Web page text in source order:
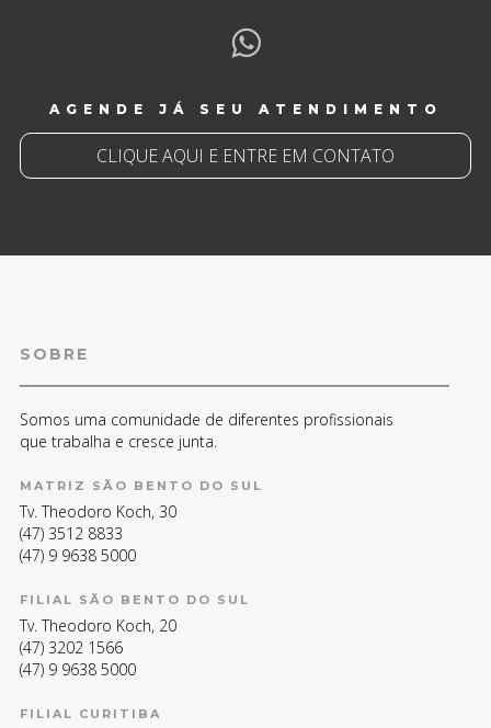
AGENDE JÁ SEU ATENDIMENTO
CLIQUE AQUI E ENTRE EM CONTATO
SOBRE
Somos uma comunidade de diferentes profissionais
que trabalha e cresce junta.
MATRIZ SÃO BENTO DO SUL
Tv. Theodoro Koch, 30
(47) 3512 8833
(47) 9 9638 5000
FILIAL SÃO BENTO DO SUL
Tv. Theodoro Koch, 20
(47) 3202 1566
(47) 9 9638 5000
FILIAL CURITIBA